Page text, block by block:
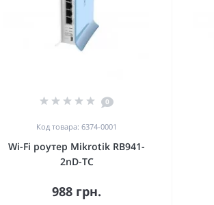
0
Код товара: 6374-0001
Wi-Fi роутер Mikrotik RB941-
2nD-TC
988 грн.